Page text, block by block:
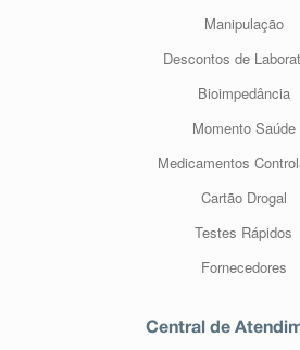
Manipulação
Descontos de
Bioimpedância
Momento Saúde
Medicamentos
Cartão Drogal
Testes Rápidos
Fornecedores
Central de